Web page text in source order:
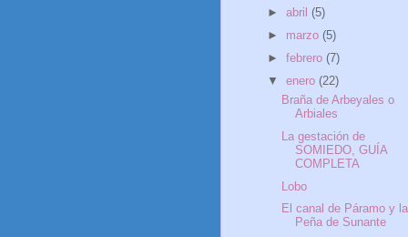
► abril (5)
► marzo (5)
► febrero (7)
▼ enero (22)
Braña de Arbeyales o
Arbiales
La gestación de
SOMIEDO, GUÍA
COMPLETA
Lobo
El canal de Páramo y la
Peña de Sunante